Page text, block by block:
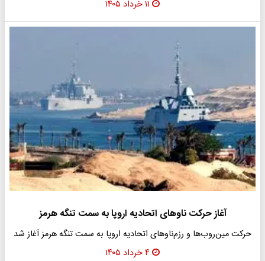
۱۱ خرداد ۱۴۰۵
آغاز حرکت ناوهای اتحادیه اروپا به سمت تنگه هرمز
حرکت مین‌روب‌ها و رزم‌ناوهای اتحادیه اروپا به سمت تنگه هرمز آغاز شد
۴ خرداد ۱۴۰۵